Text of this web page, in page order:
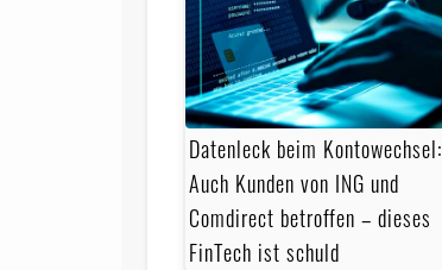
Datenleck beim Kontowechsel:
Auch Kunden von ING und
Comdirect betroffen – dieses
FinTech ist schuld